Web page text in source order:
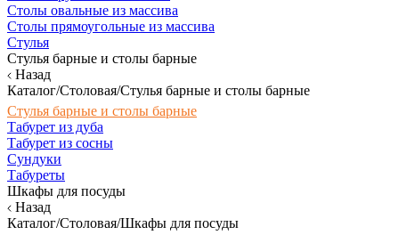
Столы овальные из массива
Столы прямоугольные из массива
Стулья
Стулья барные и столы барные
Назад
Каталог/Столовая/Стулья барные и столы барные
Стулья барные и столы барные
Табурет из дуба
Табурет из сосны
Сундуки
Табуреты
Шкафы для посуды
Назад
Каталог/Столовая/Шкафы для посуды